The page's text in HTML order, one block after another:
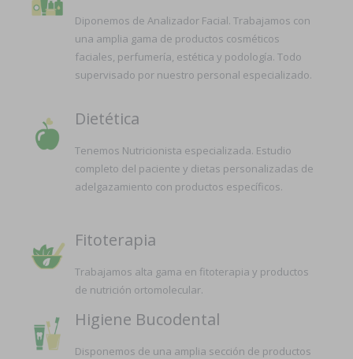
Diponemos de Analizador Facial. Trabajamos con
una amplia gama de productos cosméticos
faciales, perfumería, estética y podología. Todo
supervisado por nuestro personal especializado.
Dietética
Tenemos Nutricionista especializada. Estudio
completo del paciente y dietas personalizadas de
adelgazamiento con productos específicos.
Fitoterapia
Trabajamos alta gama en fitoterapia y productos
de nutrición ortomolecular.
Higiene Bucodental
Disponemos de una amplia sección de productos